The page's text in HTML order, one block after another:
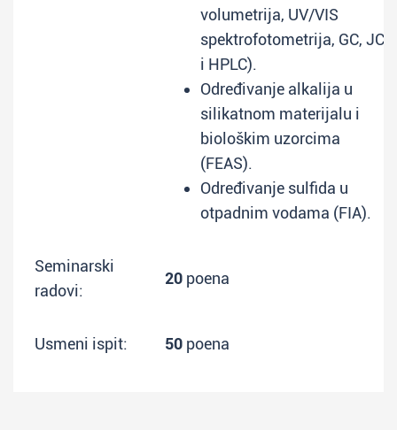
volumetrija, UV/VIS
spektrofotometrija, GC, JC
i HPLC).
Određivanje alkalija u
silikatnom materijalu i
biološkim uzorcima
(FEAS).
Određivanje sulfida u
otpadnim vodama (FIA).
Seminarski
radovi:
20 poena
Usmeni ispit: 50 poena